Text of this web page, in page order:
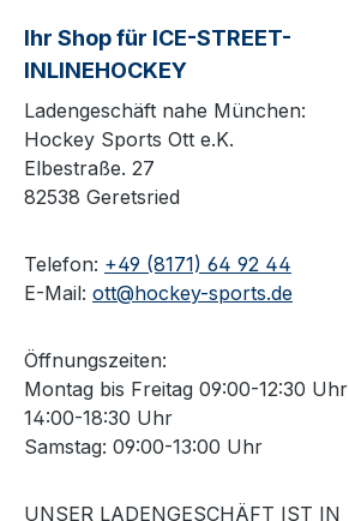
Ihr Shop für ICE-STREET-
INLINEHOCKEY
Ladengeschäft nahe München:
Hockey Sports Ott e.K.
Elbestraße. 27
82538 Geretsried
Telefon: +49 (8171) 64 92 44
E-Mail: ott@hockey-sports.de
Öffnungszeiten:
Montag bis Freitag 09:00-12:30 Uhr
14:00-18:30 Uhr
Samstag: 09:00-13:00 Uhr
UNSER LADENGESCHÄFT IST IN